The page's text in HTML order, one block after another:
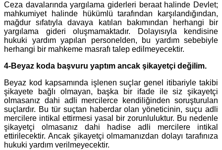
Ceza davalarında yargılama giderleri beraat halinde Devlet;
mahkumiyet halinde hükümlü tarafından karşılandığından,
mağdur sıfatıyla davaya katılan bakımından herhangi bir
yargılama gideri oluşmamaktadır. Dolayısıyla kendisine
hukuki yardım yapılan personelden, bu yardım sebebiyle
herhangi bir mahkeme masrafı talep edilmeyecektir.
4-Beyaz koda başvuru yaptım ancak şikayetçi değilim.
Beyaz kod kapsamında işlenen suçlar genel itibariyle takibi
şikayete bağlı olmayan, başka bir ifade ile siz şikayetçi
olmasanız dahi adli mercilerce kendiliğinden soruşturulan
suçlardır. Bu tür suçtan haberdar olan yöneticinin, suçu adli
mercilere intikal ettirmesi yasal bir zorunluluktur. Bu nedenle
şikayetçi olmasanız dahi hadise adli mercilere intikal
ettirilecektir. Ancak şikayetçi olmamanızdan dolayı tarafınıza
hukuki yardım verilmeyecektir.